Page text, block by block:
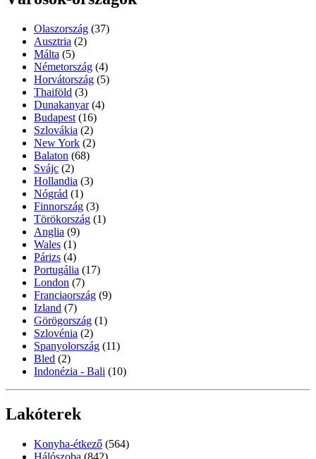
Olaszország (37)
Ausztria (2)
Málta (5)
Németország (4)
Horvátország (5)
Thaiföld (3)
Dunakanyar (4)
Budapest (16)
Szlovákia (2)
New York (2)
Balaton (68)
Svájc (2)
Hollandia (3)
Nógrád (1)
Finnország (3)
Törökország (1)
Anglia (9)
Wales (1)
Párizs (4)
Portugália (17)
London (7)
Franciaország (9)
Izland (7)
Görögország (1)
Szlovénia (2)
Spanyolország (11)
Bled (2)
Indonézia - Bali (10)
Lakóterek
Konyha-étkező (564)
Hálószoba (842)